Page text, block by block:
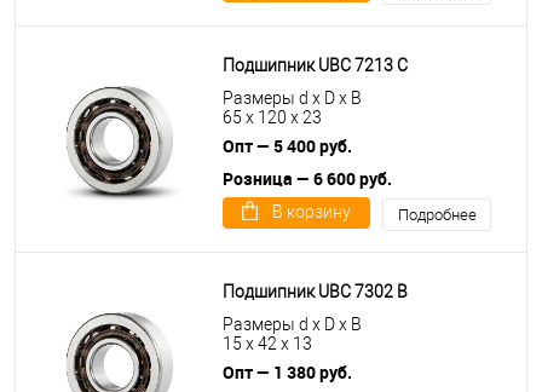
Подшипник UBC 7213 C
Размеры d x D x B
65 x 120 x 23
Опт — 5 400 руб.
Розница — 6 600 руб.
В корзину Подробнее
Подшипник UBC 7302 B
Размеры d x D x B
15 x 42 x 13
Опт — 1 380 руб.